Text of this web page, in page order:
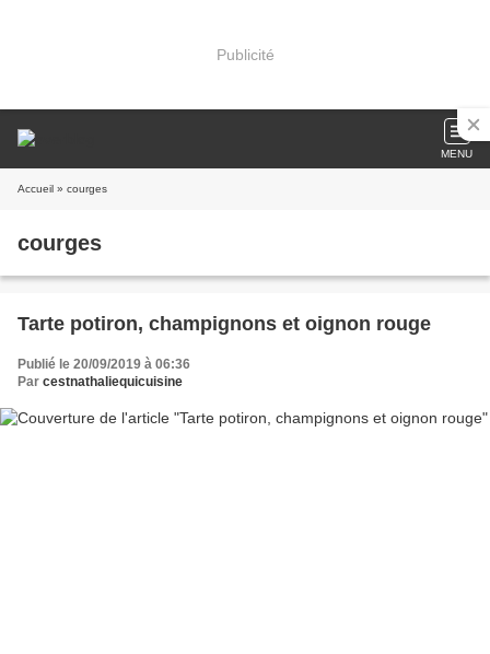
Publicité
MENU
Accueil » courges
courges
Tarte potiron, champignons et oignon rouge
Publié le 20/09/2019 à 06:36
Par cestnathaliequicuisine